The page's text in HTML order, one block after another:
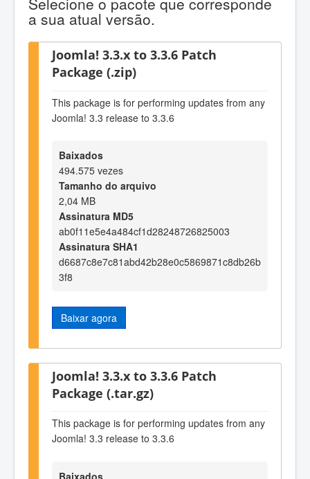
a sua atual versão.
Joomla! 3.3.x to 3.3.6 Patch
Package (.zip)
This package is for performing updates from any
Joomla! 3.3 release to 3.3.6
Baixados
494.575 vezes
Tamanho do arquivo
2,04 MB
Assinatura MD5
ab0f11e5e4a484cf1d28248726825003
Assinatura SHA1
d6687c8e7c81abd42b28e0c5869871c8db26b
3f8
Baixar agora
Joomla! 3.3.x to 3.3.6 Patch
Package (.tar.gz)
This package is for performing updates from any
Joomla! 3.3 release to 3.3.6
Baixados